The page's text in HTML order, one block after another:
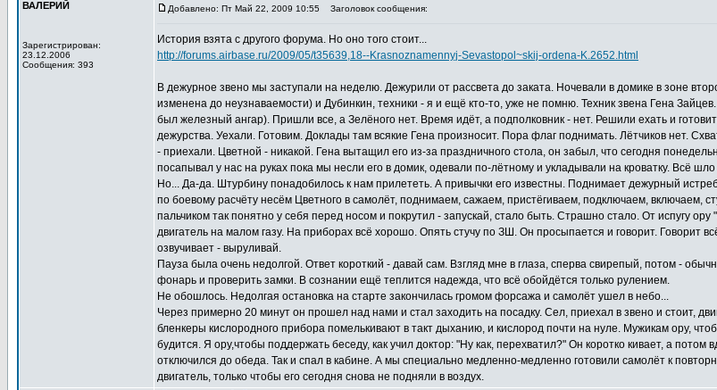
ВАЛЕРИЙ
Зарегистрирован:
23.12.2006
Сообщения: 393
Добавлено: Пт Май 22, 2009 10:55 Заголовок сообщения:
История взята с другого форума. Но оно того стоит...
http://forums.airbase.ru/2009/05/t35639,18--Krasnoznamennyj-Sevastopol~skij-ordena-K.2652.html
В дежурное звено мы заступали на неделю. Дежурили от рассвета до заката. Ночевали в домике в зоне
изменена до неузнаваемости) и Дубинкин, техники - я и ещё кто-то, уже не помню. Техник звена Гена
был железный ангар). Пришли все, а Зелёного нет. Время идёт, а подполковник - нет. Решили ехать и
дежурства. Уехали. Готовим. Доклады там всякие Гена произносит. Пора флаг поднимать. Лётчиков нет.
- приехали. Цветной - никакой. Гена вытащил его из-за праздничного стола, он забыл, что сегодня
посапывал у нас на руках пока мы несли его в домик, одевали по-лётному и укладывали на кроватку. Всё
Но... Да-да. Штурбину понадобилось к нам прилететь. А привычки его известны. Поднимает дежурный
по боевому расчёту несём Цветного в самолёт, поднимаем, сажаем, пристёгиваем, подключаем, включаем,
пальчиком так понятно у себя перед носом и покрутил - запускай, стало быть. Страшно стало. От испугу
двигатель на малом газу. На приборах всё хорошо. Опять стучу по ЗШ. Он просыпается и говорит. Говорит
озвучивает - выруливай.
Пауза была очень недолгой. Ответ короткий - давай сам. Взгляд мне в глаза, сперва свирепый, потом -
фонарь и проверить замки. В сознании ещё теплится надежда, что всё обойдётся только рулением.
Не обошлось. Недолгая остановка на старте закончилась громом форсажа и самолёт ушел в небо...
Через примерно 20 минут он прошел над нами и стал заходить на посадку. Сел, приехал в звено и стоит,
бленкеры кислородного прибора помелькивают в такт дыханию, и кислород почти на нуле. Мужикам ору,
будится. Я ору,чтобы поддержать беседу, как учил доктор: "Ну как, перехватил?" Он коротко кивает, а
отключился до обеда. Так и спал в кабине. А мы специально медленно-медленно готовили самолёт к
двигатель, только чтобы его сегодня снова не подняли в воздух.